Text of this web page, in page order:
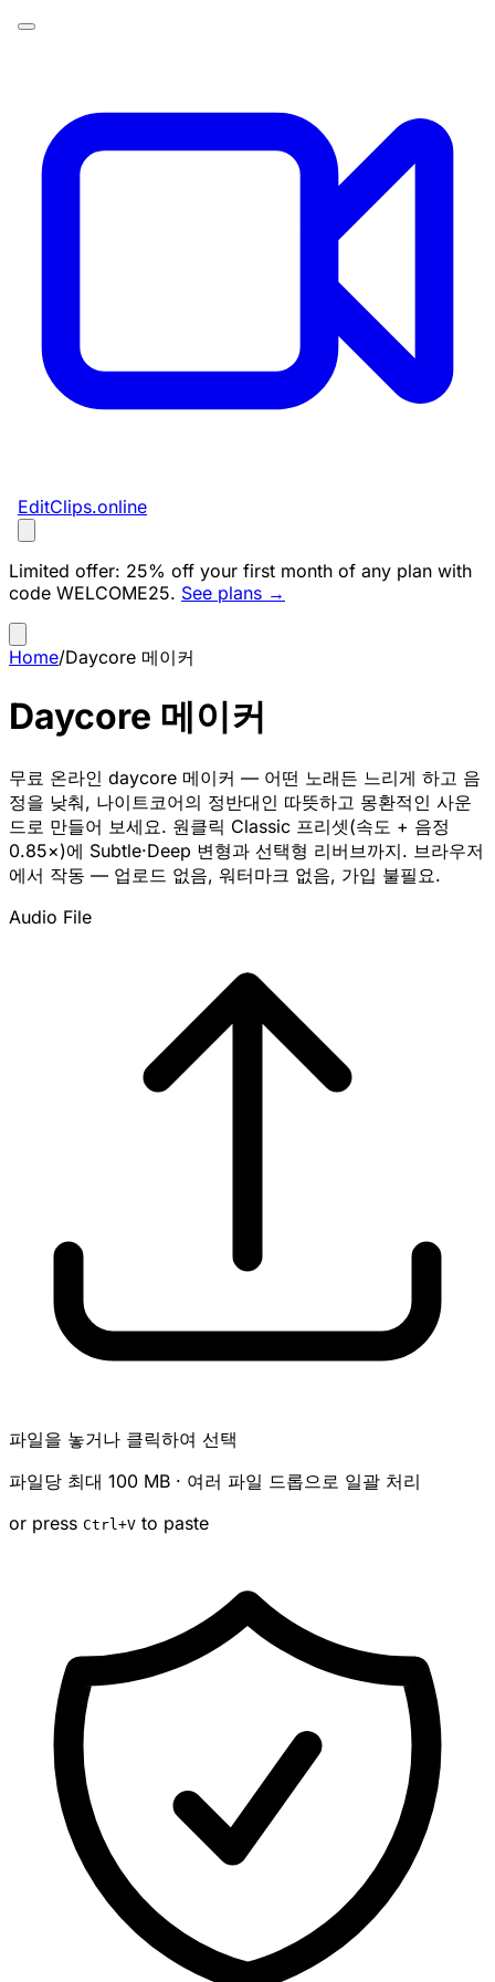
EditClips.online
Limited offer: 25% off your first month of any plan with
code WELCOME25. See plans →
Home/Daycore 메이커
Daycore 메이커
무료 온라인 daycore 메이커 — 어떤 노래든 느리게 하고 음
정을 낮춰, 나이트코어의 정반대인 따뜻하고 몽환적인 사운
드로 만들어 보세요. 원클릭 Classic 프리셋(속도 + 음정
0.85×)에 Subtle·Deep 변형과 선택형 리버브까지. 브라우저
에서 작동 — 업로드 없음, 워터마크 없음, 가입 불필요.
Audio File
파일을 놓거나 클릭하여 선택
파일당 최대 100 MB · 여러 파일 드롭으로 일괄 처리
or press Ctrl +V to paste